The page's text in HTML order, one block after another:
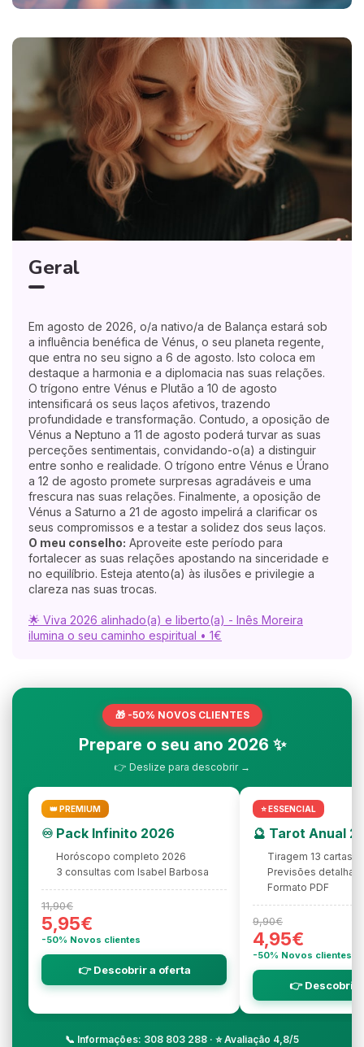
Geral
Em agosto de 2026, o/a nativo/a de Balança estará sob
a influência benéfica de Vénus, o seu planeta regente,
que entra no seu signo a 6 de agosto. Isto coloca em
destaque a harmonia e a diplomacia nas suas relações.
O trígono entre Vénus e Plutão a 10 de agosto
intensificará os seus laços afetivos, trazendo
profundidade e transformação. Contudo, a oposição de
Vénus a Neptuno a 11 de agosto poderá turvar as suas
perceções sentimentais, convidando-o(a) a distinguir
entre sonho e realidade. O trígono entre Vénus e Úrano
a 12 de agosto promete surpresas agradáveis e uma
frescura nas suas relações. Finalmente, a oposição de
Vénus a Saturno a 21 de agosto impelirá a clarificar os
seus compromissos e a testar a solidez dos seus laços.
O meu conselho: Aproveite este período para
fortalecer as suas relações apostando na sinceridade e
no equilíbrio. Esteja atento(a) às ilusões e privilegie a
clareza nas suas trocas.
🌟 Viva 2026 alinhado(a) e liberto(a) - Inês Moreira
ilumina o seu caminho espiritual • 1€
🎁 -50% NOVOS CLIENTES
Prepare o seu ano 2026 ✨
👉 Deslize para descobrir →
👑 PREMIUM
♾️ Pack Infinito 2026
Horóscopo completo 2026
3 consultas com Isabel Barbosa
11,90€
5,95€
-50% Novos clientes
👉 Descobrir a oferta
⭐ ESSENCIAL
🔮 Tarot Anual
Tiragem 13 cartas
Previsões
Formato PDF
9,90€
4,95€
-50% Novos clientes
👉 Descobrir
📞 Informações: 308 803 288 · ⭐ Avaliação 4,8/5